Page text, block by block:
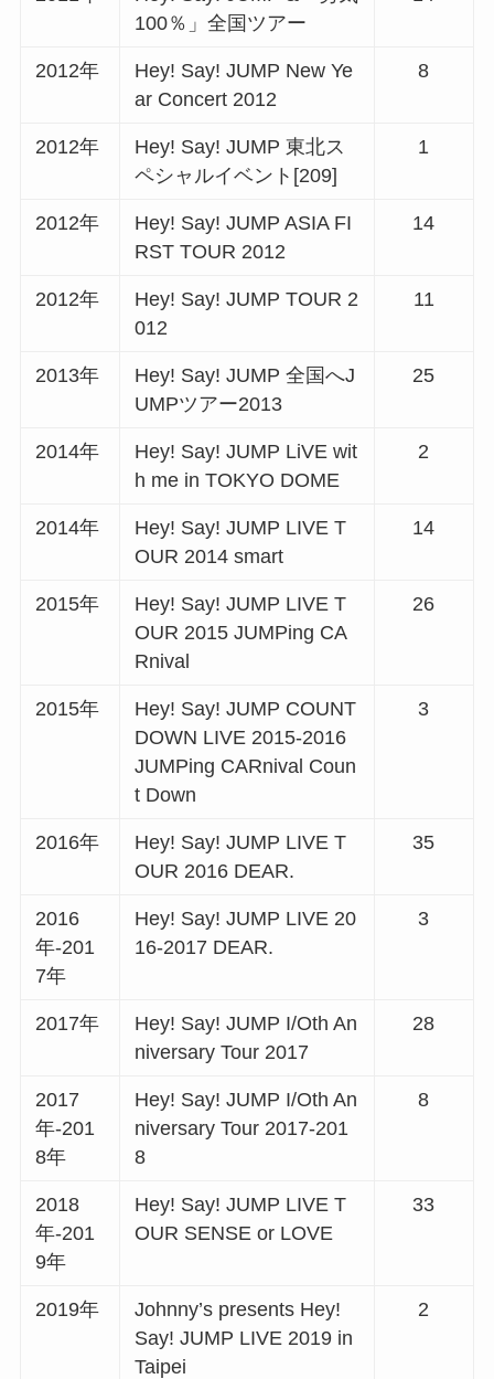
100％」全国ツアー
2012年
Hey! Say! JUMP New Ye
ar Concert 2012
8
2012年
Hey! Say! JUMP 東北ス
ペシャルイベント[209]
1
2012年
Hey! Say! JUMP ASIA FI
RST TOUR 2012
14
2012年
Hey! Say! JUMP TOUR 2
012
11
2013年
Hey! Say! JUMP 全国へJ
UMPツアー2013
25
2014年
Hey! Say! JUMP LiVE wit
h me in TOKYO DOME
2
2014年
Hey! Say! JUMP LIVE T
OUR 2014 smart
14
2015年
Hey! Say! JUMP LIVE T
OUR 2015 JUMPing CA
Rnival
26
2015年
Hey! Say! JUMP COUNT
DOWN LIVE 2015-2016
JUMPing CARnival Coun
t Down
3
2016年
Hey! Say! JUMP LIVE T
OUR 2016 DEAR.
35
2016
年-201
7年
Hey! Say! JUMP LIVE 20
16-2017 DEAR.
3
2017年
Hey! Say! JUMP I/Oth An
niversary Tour 2017
28
2017
年-201
8年
Hey! Say! JUMP I/Oth An
niversary Tour 2017-201
8
8
2018
年-201
9年
Hey! Say! JUMP LIVE T
OUR SENSE or LOVE
33
2019年
Johnny’s presents Hey!
Say! JUMP LIVE 2019 in
Taipei
2